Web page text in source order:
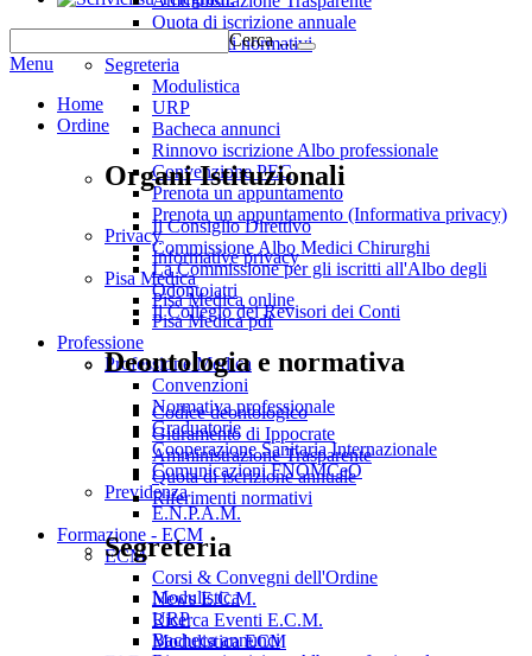
Cerca …
Menu
Home
Ordine
Organi Istituzionali
Il Consiglio Direttivo
Commissione Albo Medici Chirurghi
La Commissione per gli iscritti all'Albo degli
Odontoiatri
Il Collegio dei Revisori dei Conti
Deontologia e normativa
Codice deontologico
Giuramento di Ippocrate
Amministrazione Trasparente
Quota di iscrizione annuale
Riferimenti normativi
Segreteria
Modulistica
URP
Bacheca annunci
Quota di iscrizione annuale
Riferimenti normativi
Segreteria
Modulistica
URP
Bacheca annunci
Rinnovo iscrizione Albo professionale
Convenzione PEC
Prenota un appuntamento
Prenota un appuntamento (Informativa privacy)
Privacy
Informative privacy
Pisa Medica
Pisa Medica online
Pisa Medica pdf
Professione
Professione Medica
Convenzioni
Normativa professionale
Graduatorie
Cooperazione Sanitaria Internazionale
Comunicazioni FNOMCeO
Previdenza
E.N.P.A.M.
Formazione - ECM
ECM
Corsi & Convegni dell'Ordine
News E.C.M.
Ricerca Eventi E.C.M.
Modulistica ECM